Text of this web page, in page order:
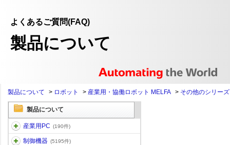
よくあるご質問(FAQ)
製品について
製品について > ロボット > 産業用・協働ロボット MELFA > その他のシリーズ
製品について
産業用PC (190件)
制御機器 (5195件)